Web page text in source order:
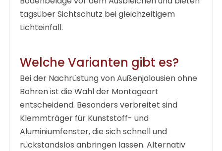
tagsüber Sichtschutz bei gleichzeitigem
Lichteinfall.
Welche Varianten gibt es?
Bei der Nachrüstung vonAußenjalousien ohne
Bohrenist die Wahl der Montageart
entscheidend. Besonders verbreitet sind
Klemmträger für Kunststoff- und
Aluminiumfenster, die sich schnell und
rückstandslos anbringen lassen. Alternativ